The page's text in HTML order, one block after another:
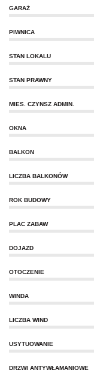
GARAŻ
PIWNICA
STAN LOKALU
STAN PRAWNY
MIES. CZYNSZ ADMIN.
OKNA
BALKON
LICZBA BALKONÓW
ROK BUDOWY
PLAC ZABAW
DOJAZD
OTOCZENIE
WINDA
LICZBA WIND
USYTUOWANIE
DRZWI ANTYWŁAMANIOWE